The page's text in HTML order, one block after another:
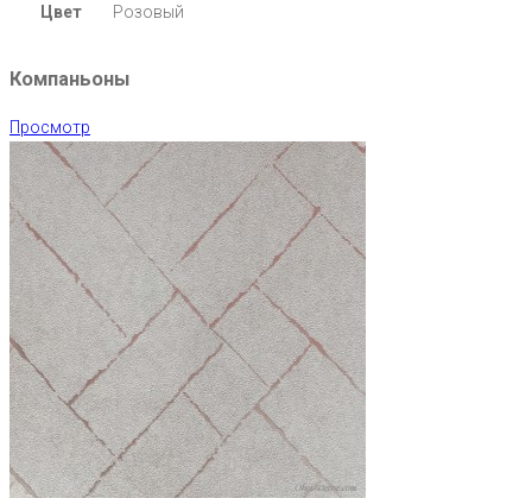
Цвет Розовый
Компаньоны
Просмотр